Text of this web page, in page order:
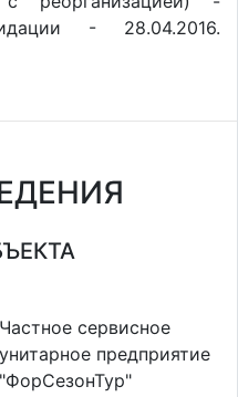
- 28.04.2016.
Частное сервисное
унитарное предприятие
"ФорСезонТур"